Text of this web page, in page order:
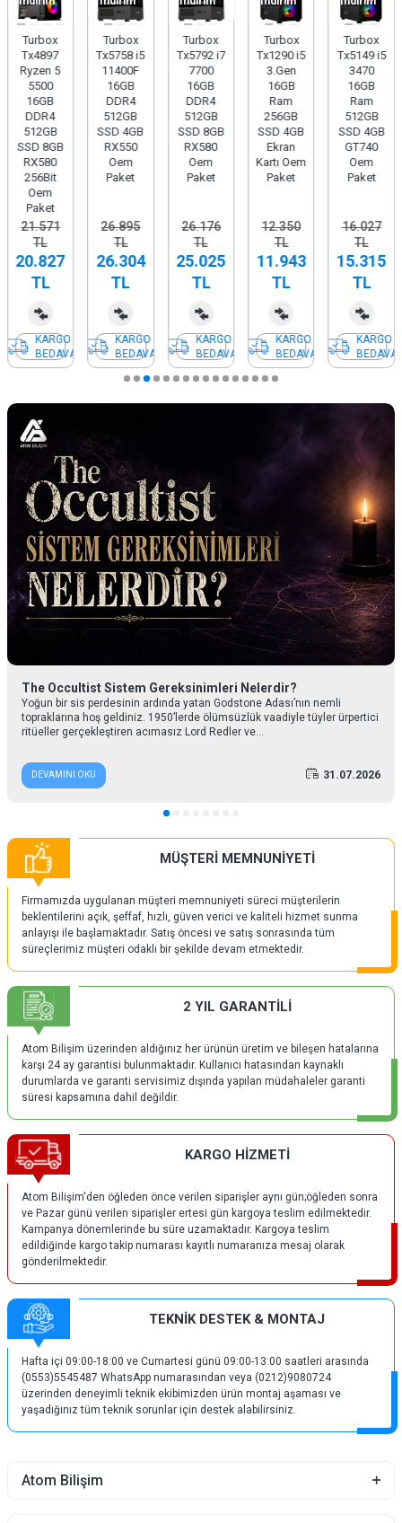
Turbox
Tx4897
Ryzen 5
5500
16GB
DDR4
512GB
SSD 8GB
RX580
256Bit
Oem
Paket
21.571
TL
20.827
TL
KARGO
BEDAVA
Turbox
Tx5758 i5
11400F
16GB
DDR4
512GB
SSD 4GB
RX550
Oem
Paket
26.895
TL
26.304
TL
KARGO
BEDAVA
Turbox
Tx5792 i7
7700
16GB
DDR4
512GB
SSD 8GB
RX580
Oem
Paket
26.176
TL
25.025
TL
KARGO
BEDAVA
Turbox
Tx1290 i5
3.Gen
16GB
Ram
256GB
SSD 4GB
Ekran
Kartı Oem
Paket
12.350
TL
11.943
TL
KARGO
BEDAVA
Turbox
Tx5149 i5
3470
16GB
Ram
512GB
SSD 4GB
GT740
Oem
Paket
16.027
TL
15.315
TL
KARGO
BEDAVA
The Occultist Sistem Gereksinimleri Nelerdir?
Yoğun bir sis perdesinin ardında yatan Godstone Adası’nın nemli
topraklarına hoş geldiniz. 1950’lerde ölümsüzlük vaadiyle tüyler ürpertici
ritüeller gerçekleştiren acımasız Lord Redler ve...
DEVAMINI OKU 31.07.2026
MÜŞTERİ MEMNUNİYETİ
Firmamızda uygulanan müşteri memnuniyeti süreci müşterilerin
beklentilerini açık, şeffaf, hızlı, güven verici ve kaliteli hizmet sunma
anlayışı ile başlamaktadır. Satış öncesi ve satış sonrasında tüm
süreçlerimiz müşteri odaklı bir şekilde devam etmektedir.
2 YIL GARANTİLİ
Atom Bilişim üzerinden aldığınız her ürünün üretim ve bileşen hatalarına
karşı 24 ay garantisi bulunmaktadır. Kullanıcı hatasından kaynaklı
durumlarda ve garanti servisimiz dışında yapılan müdahaleler garanti
süresi kapsamına dahil değildir.
KARGO HİZMETİ
Atom Bilişim'den öğleden önce verilen siparişler aynı gün;öğleden sonra
ve Pazar günü verilen siparişler ertesi gün kargoya teslim edilmektedir.
Kampanya dönemlerinde bu süre uzamaktadır. Kargoya teslim
edildiğinde kargo takip numarası kayıtlı numaranıza mesaj olarak
gönderilmektedir.
TEKNİK DESTEK & MONTAJ
Hafta içi 09:00-18:00 ve Cumartesi günü 09:00-13:00 saatleri arasında
(0553)5545487 WhatsApp numarasından veya (0212)9080724
üzerinden deneyimli teknik ekibimizden ürün montaj aşaması ve
yaşadığınız tüm teknik sorunlar için destek alabilirsiniz.
Atom Bilişim